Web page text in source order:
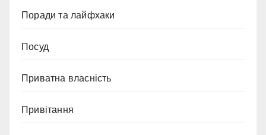
Поради та лайфхаки
Посуд
Приватна власність
Привітання